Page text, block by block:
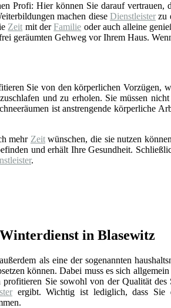
Profi: Hier können Sie darauf vertrauen,
machen dieseDienstleister zu
Zeit mit derFamilie oder auch alleine
geräumten Gehweg vor Ihrem Haus.
Sie von den körperlichen
und zu erholen. Sie müssen
ist anstrengende körperliche
mehr Zeitwünschen, die sie nutzen
und erhält Ihre Gesundheit.
.
in Blasewitz
als eine der sogenannten
können. Dabei muss es sich
Sie sowohl von der Qualität des
ergibt. Wichtig ist lediglich, dass Sie